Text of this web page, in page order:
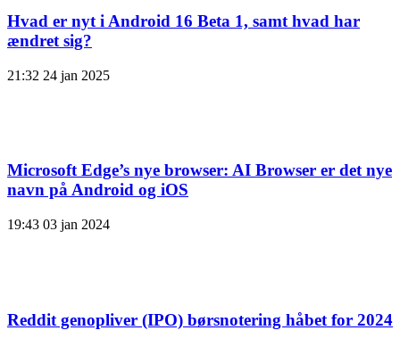
Hvad er nyt i Android 16 Beta 1, samt hvad har
ændret sig?
21:32 24 jan 2025
Microsoft Edge’s nye browser: AI Browser er det nye
navn på Android og iOS
19:43 03 jan 2024
Reddit genopliver (IPO) børsnotering håbet for 2024